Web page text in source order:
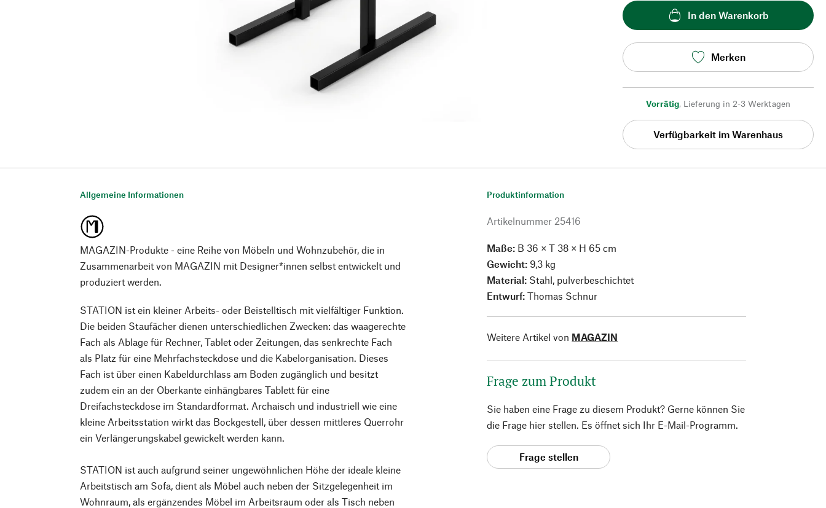
In den Warenkorb
Merken
Vorrätig, Lieferung in 2-3 Werktagen
Verfügbarkeit im Warenhaus
Allgemeine Informationen
MAGAZIN-Produkte - eine Reihe von Möbeln und Wohnzubehör, die in
Zusammenarbeit von MAGAZIN mit Designer*innen selbst entwickelt und
produziert werden.
STATION ist ein kleiner Arbeits- oder Beistelltisch mit vielfältiger Funktion.
Die beiden Staufächer dienen unterschiedlichen Zwecken: das waagerechte
Fach als Ablage für Rechner, Tablet oder Zeitungen, das senkrechte Fach
als Platz für eine Mehrfachsteckdose und die Kabelorganisation. Dieses
Fach ist über einen Kabeldurchlass am Boden zugänglich und besitzt
zudem ein an der Oberkante einhängbares Tablett für eine
Dreifachsteckdose im Standardformat. Archaisch und industriell wie eine
kleine Arbeitsstation wirkt das Bockgestell, über dessen mittleres Querrohr
ein Verlängerungskabel gewickelt werden kann.
STATION ist auch aufgrund seiner ungewöhnlichen Höhe der ideale kleine
Arbeitstisch am Sofa, dient als Möbel auch neben der Sitzgelegenheit im
Wohnraum, als ergänzendes Möbel im Arbeitsraum oder als Tisch neben
Produktinformation
Artikelnummer 25416
Maße: B 36 × T 38 × H 65 cm
Gewicht: 9,3 kg
Material: Stahl, pulverbeschichtet
Entwurf: Thomas Schnur
Weitere Artikel von MAGAZIN
Frage zum Produkt
Sie haben eine Frage zu diesem Produkt? Gerne können Sie
die Frage hier stellen. Es öffnet sich Ihr E-Mail-Programm.
Frage stellen